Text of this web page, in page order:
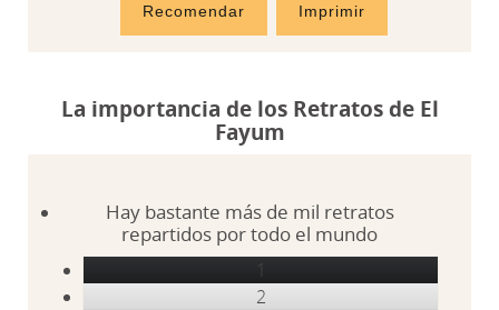
Recomendar Imprimir
La importancia de los Retratos de El
Fayum
Hay bastante más de mil retratos
repartidos por todo el mundo
1
2